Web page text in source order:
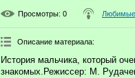
Просмотры: 0 Любимые
Описание материала:
История мальчика, который
знакомых.Режиссер: М.